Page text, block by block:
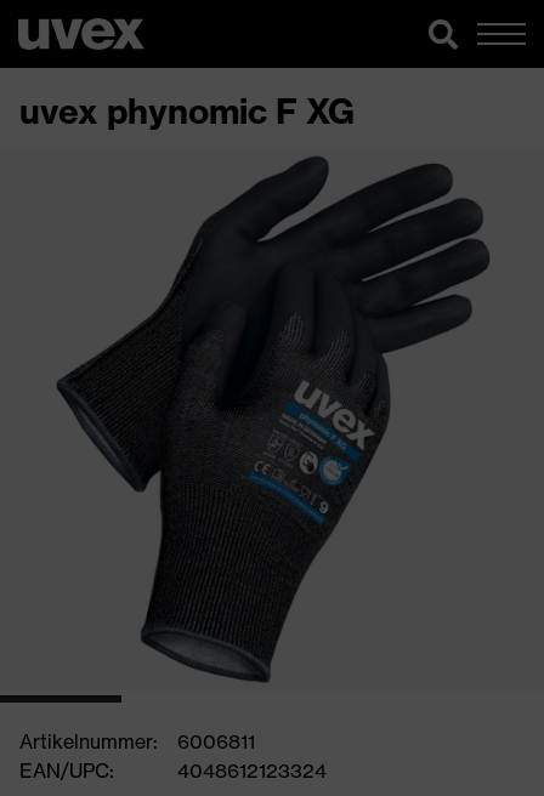
uvex phynomic F XG
Artikelnummer:
6006811
EAN/UPC:
4048612123324